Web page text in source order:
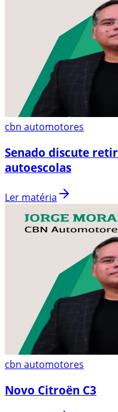
cbn automotores
Senado discute
autoescolas
Ler matéria
cbn automotores
Novo Citroën C3